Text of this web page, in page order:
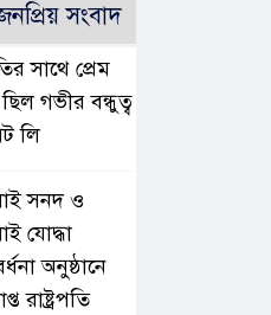
সংবাদ
সাথে প্রেম
গভীর বন্ধুত্ব
লি
সনদ ও
যোদ্ধা
অনুষ্ঠানে
রাষ্ট্রপতি